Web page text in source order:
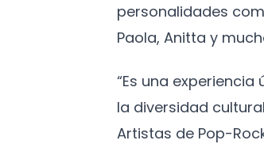
personalidades
Paola, Anitta y
“Es una experiencia
la diversidad
Artistas de Pop-